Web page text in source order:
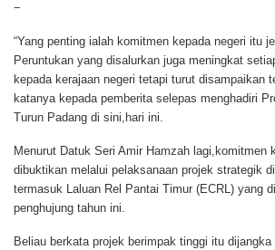
−
“Yang penting ialah komitmen kepada negeri itu
Peruntukan yang disalurkan juga meningkat
kepada kerajaan negeri tetapi turut disampaikan
katanya kepada pemberita selepas menghadiri
Turun Padang di sini,hari ini.
Menurut Datuk Seri Amir Hamzah lagi,komitmen
dibuktikan melalui pelaksanaan projek strategik
termasuk Laluan Rel Pantai Timur (ECRL) yang
penghujung tahun ini.
Beliau berkata projek berimpak tinggi itu